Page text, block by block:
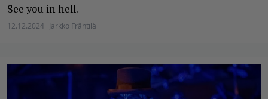
See you in hell.
12.12.2024 Jarkko Fräntilä